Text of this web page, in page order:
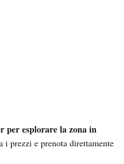
per esplorare la zona in
i prezzi e prenota direttamente